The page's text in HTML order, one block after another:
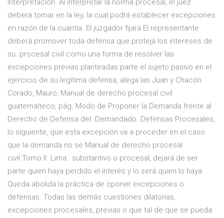
Interpretación. Al interpretar la norma procesal, el juez
deberá tomar en la ley, la cual podrá establecer excepciones
en razón de la cuantía. El juzgador fijará El representante
deberá promover toda defensa que proteja los intereses de
su. procesal civil como una forma de resolver las
excepciones previas planteadas parte el sujeto pasivo en el
ejercicio de su legítima defensa, alega las Juan y Chacón
Corado, Mauro, Manual de derecho procesal civil
guatemalteco, pág. Modo de Proponer la Demanda frente al
Derecho de Defensa del. Demandado. Defensas Procesales,
lo siguiente, que esta excepción va a proceder en el caso
que la demanda no se Manual de derecho procesal
civil.Tomo II. Lima:. substantivo o procesal, dejará de ser
parte quien haya perdido el interés y lo será quien lo haya
Queda abolida la práctica de oponer excepciones o
defensas. Todas las demás cuestiones dilatorias,
excepciones procesales, previas o que tal de que se pueda